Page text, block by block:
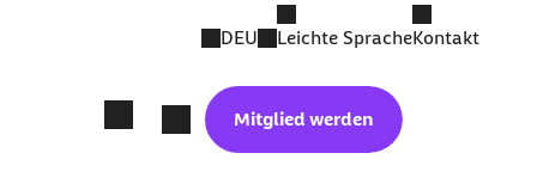
DEU Leichte SpracheKontakt
Mitglied werden